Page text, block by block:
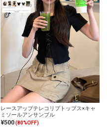
レースアップテレコリブトップス×キャ
ミソールアンサンブル
¥500(80%OFF)